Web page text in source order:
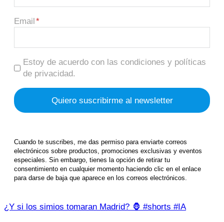
Email
Estoy de acuerdo con las condiciones y políticas
de privacidad.
Cuando te suscribes, me das permiso para enviarte correos
electrónicos sobre productos, promociones exclusivas y eventos
especiales. Sin embargo, tienes la opción de retirar tu
consentimiento en cualquier momento haciendo clic en el enlace
para darse de baja que aparece en los correos electrónicos.
¿Y si los simios tomaran Madrid? 🦍 #shorts #IA